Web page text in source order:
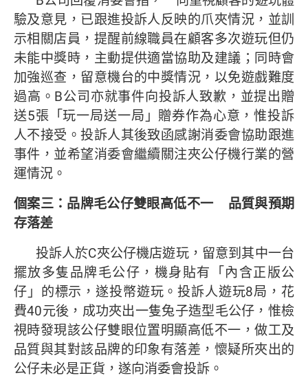
驗及意見，已跟進投訴人反映的爪夾情況，並訓
示相關店員，提醒前線職員在顧客多次遊玩但仍
未能中獎時，主動提供適當協助及建議；同時會
加強巡查，留意機台的中獎情況，以免遊戲難度
過高。B公司亦就事件向投訴人致歉，並提出贈
送5張「玩一局送一局」贈券作為心意，惟投訴
人不接受。投訴人其後致函感謝消委會協助跟進
事件，並希望消委會繼續關注夾公仔機行業的營
運情況。
個案三：品牌毛公仔雙眼高低不一
品質與預期
存落差
投訴人於C夾公仔機店遊玩，留意到其中一台
擺放多隻品牌毛公仔，機身貼有「內含正版公
仔」的標示，遂投幣遊玩。投訴人遊玩8局，花
費40元後，成功夾出一隻兔子造型毛公仔，惟檢
視時發現該公仔雙眼位置明顯高低不一，做工及
品質與其對該品牌的印象有落差，懷疑所夾出的
公仔未必是正貨，遂向消委會投訴。